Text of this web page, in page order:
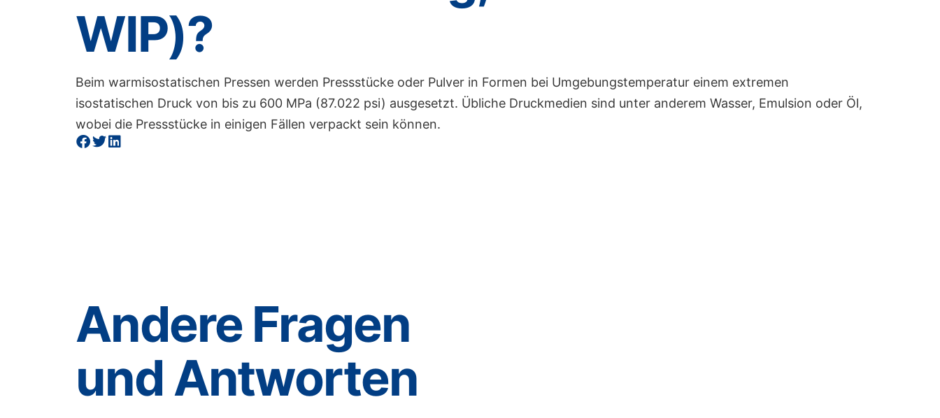
WIP)?
Beim warmisostatischen Pressen werden Pressstücke oder Pulver in Formen bei Umgebungstemperatur einem extremen
isostatischen Druck von bis zu 600 MPa (87.022 psi) ausgesetzt. Übliche Druckmedien sind unter anderem Wasser, Emulsion oder Öl,
wobei die Pressstücke in einigen Fällen verpackt sein können.
Andere Fragen
und Antworten